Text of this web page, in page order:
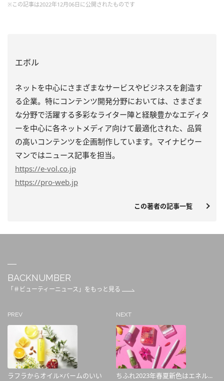
※この記事は2022年12月06日に公開されたものです
エボル
ネットを中心にさまざまなサービスやビジネスを創造す
る企業。特にコンテンツ開発分野においては、さまざま
な分野で活躍する多彩なライター陣と経験豊かなエディタ
ーを中心に各ネットメディア向けて最適化された、品質
の高いコンテンツを企画制作しています。マイナビウー
マンではニュース記事を担当。
https://e-vol.co.jp
https://pro-web.jp
この著者の記事一覧
BACKNUMBER
「＃ビューティーニュース」をもっと見る
PREV
ラフラからオイル×バームのいい
NEXT
ちふれ2023年春夏新色はエネル...